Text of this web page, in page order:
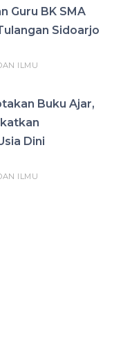
Guru BK SMA
Sidoarjo
ILMU
Buku Ajar,
Dini
ILMU